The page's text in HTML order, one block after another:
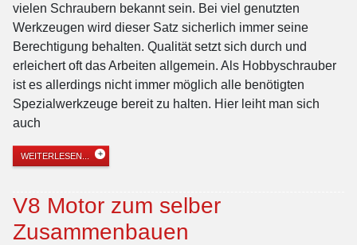
vielen Schraubern bekannt sein. Bei viel genutzten
Werkzeugen wird dieser Satz sicherlich immer seine
Berechtigung behalten. Qualität setzt sich durch und
erleichert oft das Arbeiten allgemein. Als Hobbyschrauber
ist es allerdings nicht immer möglich alle benötigten
Spezialwerkzeuge bereit zu halten. Hier leiht man sich
auch
WEITERLESEN...
V8 Motor zum selber
Zusammenbauen